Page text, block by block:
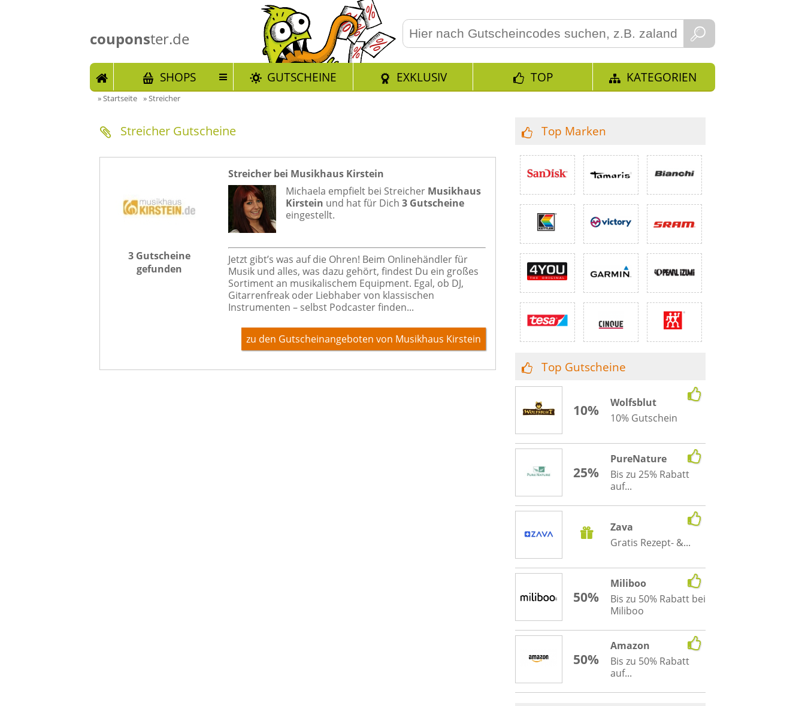
couponster.de
START SHOPS GUTSCHEINE EXKLUSIV TOP KATEGORIEN
»Startseite »Streicher
Streicher Gutscheine
3 Gutscheine
gefunden
Streicher bei Musikhaus Kirstein
Michaela empfielt bei Streicher Musikhaus
Kirstein und hat für Dich 3 Gutscheine
eingestellt.
Jetzt gibt’s was auf die Ohren! Beim Onlinehändler für
Musik und alles, was dazu gehört, findest Du ein großes
Sortiment an musikalischem Equipment. Egal, ob DJ,
Gitarrenfreak oder Liebhaber von klassischen
Instrumenten – selbst Podcaster finden...
zu den Gutscheinangeboten von Musikhaus Kirstein
Top Marken
Top Gutscheine
10%
Wolfsblut
10% Gutschein
25%
PureNature
Bis zu 25% Rabatt
auf...
Zava
Gratis Rezept- &...
50%
Miliboo
Bis zu 50% Rabatt bei
Miliboo
50%
Amazon
Bis zu 50% Rabatt
auf...